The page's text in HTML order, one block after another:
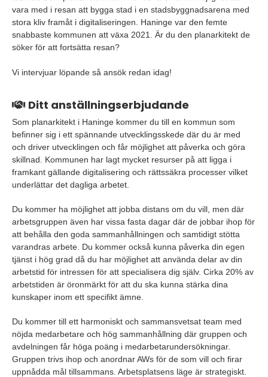
vara med i resan att bygga stad i en stadsbyggnadsarena med
stora kliv framåt i digitaliseringen. Haninge var den femte
snabbaste kommunen att växa 2021. Är du den planarkitekt de
söker för att fortsätta resan?
Vi intervjuar löpande så ansök redan idag!
Ditt anställningserbjudande
Som planarkitekt i Haninge kommer du till en kommun som
befinner sig i ett spännande utvecklingsskede där du är med
och driver utvecklingen och får möjlighet att påverka och göra
skillnad. Kommunen har lagt mycket resurser på att ligga i
framkant gällande digitalisering och rättssäkra processer vilket
underlättar det dagliga arbetet.
Du kommer ha möjlighet att jobba distans om du vill, men där
arbetsgruppen även har vissa fasta dagar där de jobbar ihop för
att behålla den goda sammanhållningen och samtidigt stötta
varandras arbete. Du kommer också kunna påverka din egen
tjänst i hög grad då du har möjlighet att använda delar av din
arbetstid för intressen för att specialisera dig själv. Cirka 20% av
arbetstiden är öronmärkt för att du ska kunna stärka dina
kunskaper inom ett specifikt ämne.
Du kommer till ett harmoniskt och sammansvetsat team med
nöjda medarbetare och hög sammanhållning där gruppen och
avdelningen får höga poäng i medarbetarundersökningar.
Gruppen trivs ihop och anordnar AWs för de som vill och firar
uppnådda mål tillsammans. Arbetsplatsens läge är strategiskt.